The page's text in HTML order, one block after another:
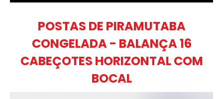
POSTAS DE PIRAMUTABA
CONGELADA - BALANÇA 16
CABEÇOTES HORIZONTAL COM
BOCAL